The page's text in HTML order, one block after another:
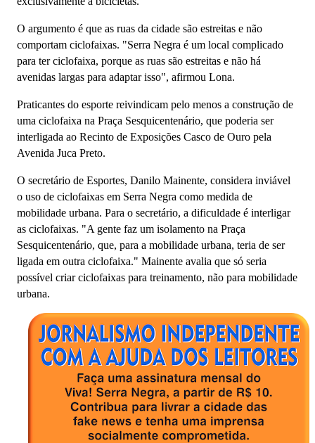
O argumento é que as ruas da cidade são estreitas e não
comportam ciclofaixas. "Serra Negra é um local complicado
para ter ciclofaixa, porque as ruas são estreitas e não há
avenidas largas para adaptar isso", afirmou Lona.
Praticantes do esporte reivindicam pelo menos a construção de
uma ciclofaixa na Praça Sesquicentenário, que poderia ser
interligada ao Recinto de Exposições Casco de Ouro pela
Avenida Juca Preto.
O secretário de Esportes, Danilo Mainente, considera inviável
o uso de ciclofaixas em Serra Negra como medida de
mobilidade urbana. Para o secretário, a dificuldade é interligar
as ciclofaixas. "A gente faz um isolamento na Praça
Sesquicentenário, que, para a mobilidade urbana, teria de ser
ligada em outra ciclofaixa." Mainente avalia que só seria
possível criar ciclofaixas para treinamento, não para mobilidade
urbana.